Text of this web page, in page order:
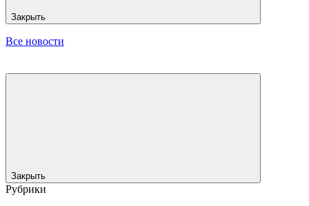
Закрыть
Все новости
Закрыть
Рубрики